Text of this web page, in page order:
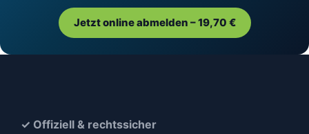
Jetzt online abmelden – 19,70 €
✓ Offiziell & rechtssicher